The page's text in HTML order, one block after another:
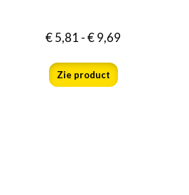
€5,81-€9,69
Zie product